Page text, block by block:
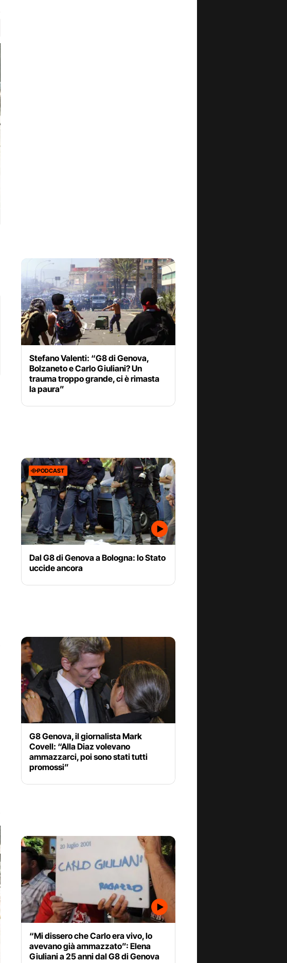
Stefano Valenti: “G8 di Genova,
Bolzaneto e Carlo Giuliani? Un
trauma troppo grande, ci è rimasta
la paura”
PODCAST
Dal G8 di Genova a Bologna: lo Stato
uccide ancora
G8 Genova, il giornalista Mark
Covell: “Alla Diaz volevano
ammazzarci, poi sono stati tutti
promossi”
“Mi dissero che Carlo era vivo, lo
avevano già ammazzato”: Elena
Giuliani a 25 anni dal G8 di Genova